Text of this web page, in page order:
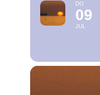
Veranstaltungen
DO
09
JUL